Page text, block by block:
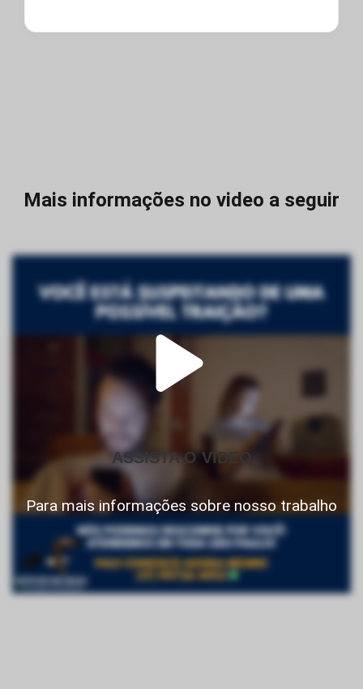
Mais informações no video a seguir
ASSISTA O VIDEO
Para mais informações sobre nosso trabalho